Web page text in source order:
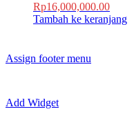
Rp16,000,000.00
Tambah ke keranjang
Assign footer menu
Add Widget